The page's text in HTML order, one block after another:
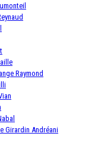
Raymond
Girardin Andréani